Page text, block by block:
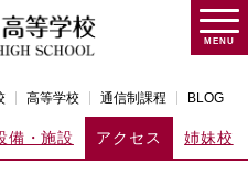
MENU
高等学校 通信制課程 BLOG
備・施設 アクセス 姉妹校